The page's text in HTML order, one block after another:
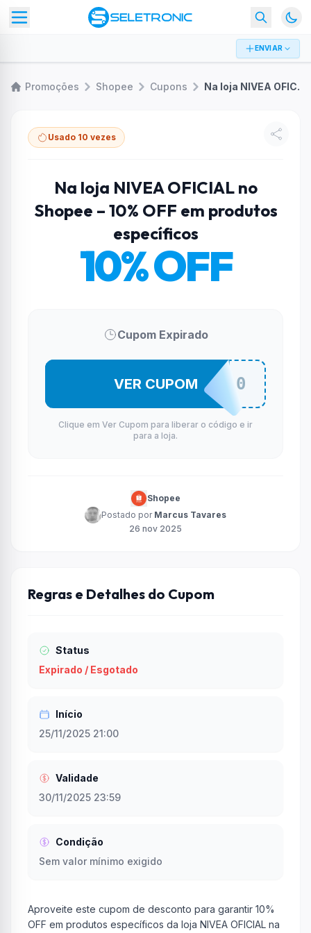
ENVIAR
Promoções Shopee Cupons Na loja NIVEA OFICIAL no Shopee – 10% OFF em produtos específicos
Usado 10 vezes
Na loja NIVEA OFICIAL no
Shopee – 10% OFF em produtos
específicos
10% OFF
Cupom Expirado
LOJAOFQ10
VER CUPOM
Clique em Ver Cupom para liberar o código e ir
para a loja.
Shopee
Postado por Marcus Tavares
26 nov 2025
Regras e Detalhes do Cupom
Status
Expirado / Esgotado
Início
25/11/2025 21:00
Validade
30/11/2025 23:59
Condição
Sem valor mínimo exigido
Aproveite este cupom de desconto para garantir 10%
OFF em produtos específicos da loja NIVEA OFICIAL na